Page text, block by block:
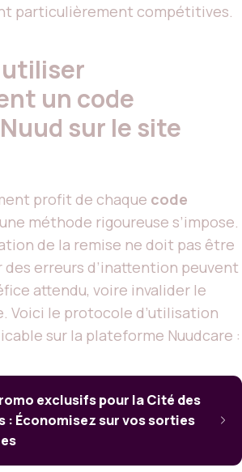
particulièrement compétitives.
un code
sur le site
profit de chaque code
méthode rigoureuse s’impose.
de la remise ne doit pas être
des erreurs d’inattention peuvent
attendu, voire invalider le
Voici le protocole d’utilisation
sur la plateforme Nuudcare :
exclusifs pour la Cité des
: Économisez sur vos sorties